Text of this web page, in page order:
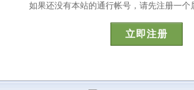
如果还没有本站的通行帐号，请先注册一个
立即注册